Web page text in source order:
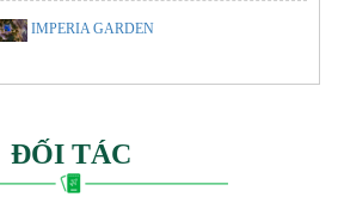
IMPERIA GARDEN
ĐỐI TÁC